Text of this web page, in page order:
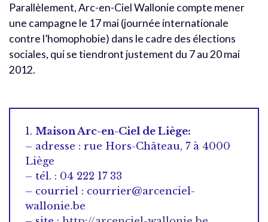
Parallèlement, Arc-en-Ciel Wallonie compte mener
une campagne le 17 mai (journée internationale
contre l’homophobie) dans le cadre des élections
sociales, qui se tiendront justement du 7 au 20 mai
2012.
1. Maison Arc-en-Ciel de Liège:
– adresse : rue Hors-Château, 7 à 4000
Liège
– tél. : 04 222 17 33
– courriel : courrier@arcenciel-
wallonie.be